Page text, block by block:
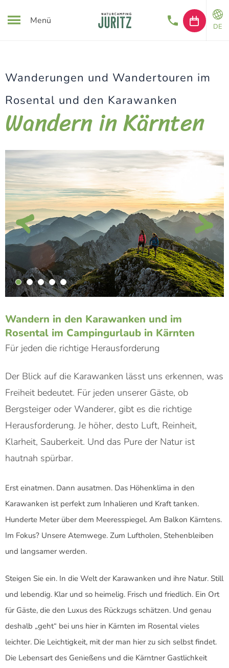
Menü
DE
Wanderungen und Wandertouren im
Rosental und den Karawanken
Wandern in Kärnten
Wandern in den Karawanken und im
Rosental im Campingurlaub in Kärnten
Für jeden die richtige Herausforderung
Der Blick auf die Karawanken lässt uns erkennen, was
Freiheit bedeutet. Für jeden unserer Gäste, ob
Bergsteiger oder Wanderer, gibt es die richtige
Herausforderung. Je höher, desto Luft, Reinheit,
Klarheit, Sauberkeit. Und das Pure der Natur ist
hautnah spürbar.
Erst einatmen. Dann ausatmen. Das Höhenklima in den
Karawanken ist perfekt zum Inhalieren und Kraft tanken.
Hunderte Meter über dem Meeresspiegel. Am Balkon Kärntens.
Im Fokus? Unsere Atemwege. Zum Luftholen, Stehenbleiben
und langsamer werden.
Steigen Sie ein. In die Welt der Karawanken und ihre Natur. Still
und lebendig. Klar und so heimelig. Frisch und friedlich. Ein Ort
für Gäste, die den Luxus des Rückzugs schätzen. Und genau
deshalb „geht“ bei uns hier in Kärnten im Rosental vieles
leichter. Die Leichtigkeit, mit der man hier zu sich selbst findet.
Die Lebensart des Genießens und die Kärntner Gastlichkeit